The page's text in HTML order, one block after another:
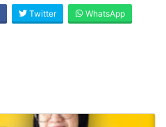
Twitter WhatsApp